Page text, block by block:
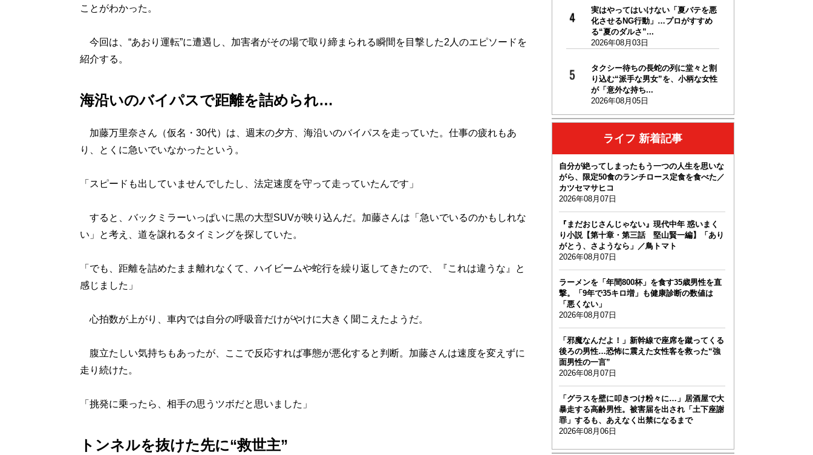
ことがわかった。
今回は、“あおり運転”に遭遇し、加害者がその場で取り締まられる瞬間を目撃した2人のエピソードを
紹介する。
海沿いのバイパスで距離を詰められ…
加藤万里奈さん（仮名・30代）は、週末の夕方、海沿いのバイパスを走っていた。仕事の疲れもあ
り、とくに急いでいなかったという。
「スピードも出していませんでしたし、法定速度を守って走っていたんです」
すると、バックミラーいっぱいに黒の大型SUVが映り込んだ。加藤さんは「急いでいるのかもしれな
い」と考え、道を譲れるタイミングを探していた。
「でも、距離を詰めたまま離れなくて、ハイビームや蛇行を繰り返してきたので、『これは違うな』と
感じました」
心拍数が上がり、車内では自分の呼吸音だけがやけに大きく聞こえたようだ。
腹立たしい気持ちもあったが、ここで反応すれば事態が悪化すると判断。加藤さんは速度を変えずに
走り続けた。
「挑発に乗ったら、相手の思うツボだと思いました」
トンネルを抜けた先に“救世主”
実はやってはいけない「夏バテを悪
化させるNG行動」…プロがすすめ
る“夏のダルさ”...
2026年08月03日
タクシー待ちの長蛇の列に堂々と割
り込む“派手な男女”を、小柄な女性
が「意外な持ち...
2026年08月05日
ライフ 新着記事
自分が絶ってしまったもう一つの人生を思いな
がら、限定50食のランチロース定食を食べた／
カツセマサヒコ
2026年08月07日
『まだおじさんじゃない』現代中年 惑いまく
り小説【第十章・第三話 堅山賢一編】「あり
がとう、さようなら」／鳥トマト
2026年08月07日
ラーメンを「年間800杯」を食す35歳男性を直
撃。「9年で35キロ増」も健康診断の数値は
「悪くない」
2026年08月07日
「邪魔なんだよ！」新幹線で座席を蹴ってくる
後ろの男性…恐怖に震えた女性客を救った“強
面男性の一言”
2026年08月07日
「グラスを壁に叩きつけ粉々に…」居酒屋で大
暴走する高齢男性。被害届を出され「土下座謝
罪」するも、あえなく出禁になるまで
2026年08月06日